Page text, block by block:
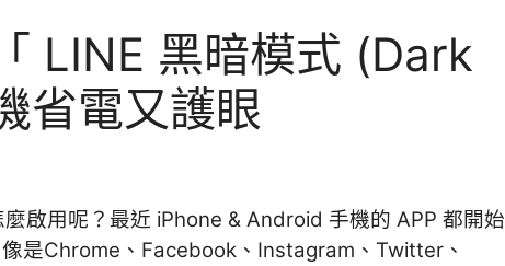
LINE 黑暗模式 (Dark
省電又護眼
麼啟用呢？最近 iPhone & Android 手機的 APP 都開始
是Chrome、Facebook、Instagram、Twitter、